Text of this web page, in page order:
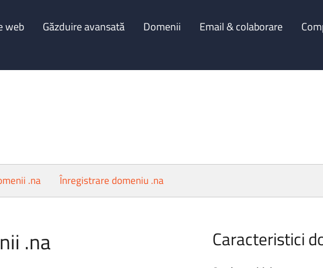
web Găzduire avansată Domenii Email & colaborare
.na Înregistrare domeniu .na
.na Caracteristici